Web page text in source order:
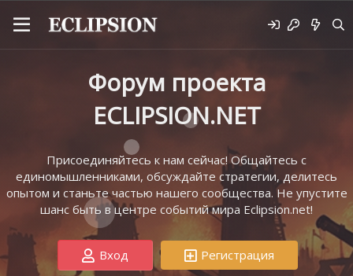
Форум проекта
ECLIPSION.NET
Присоединяйтесь к нам сейчас! Общайтесь с
единомышленниками, обсуждайте стратегии, делитесь
опытом и станьте частью нашего сообщества. Не упустите
шанс быть в центре событий мира Eclipsion.net!
Вход Регистрация